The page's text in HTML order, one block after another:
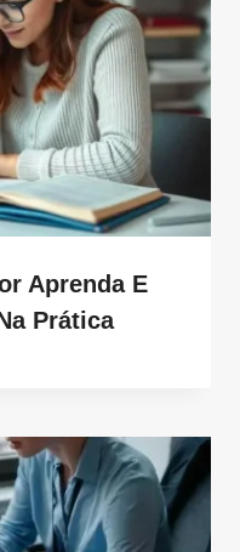
Aprenda E
Prática